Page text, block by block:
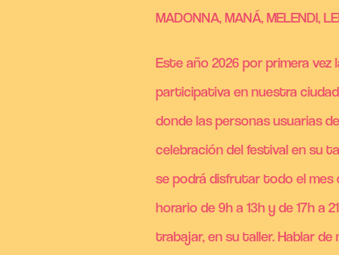
MADONNA, MANÁ, MELENDI,
Este año 2026 por primera
participativa en nuestra
donde las personas usuarias
celebración del festival en su
se podrá disfrutar todo el mes
horario de 9h a 13h y de 17h a
trabajar, en su taller. Hablar